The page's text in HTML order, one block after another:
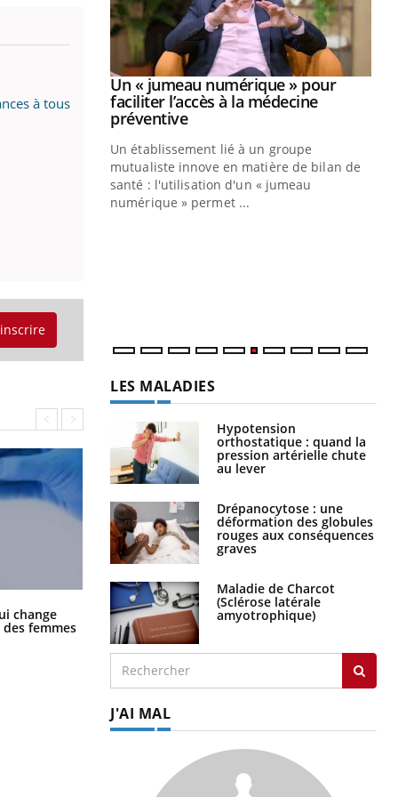
à tous
change
femmes
La sieste empêche-t-elle de dormir
la nuit ?
Youtube
Un « jumeau numérique » pour
faciliter l’accès à la médecine
préventiveYoutube
Un établissement lié à un groupe
mutualiste innove en matière de bilan de
santé : l'utilisation d'un « jumeau
numérique » permet ...
LES MALADIES
Hypotension
orthostatique : quand la
pression artérielle chute
au lever
Drépanocytose : une
déformation des globules
rouges aux conséquences
graves
Maladie de Charcot
(Sclérose latérale
amyotrophique)
J'AI MAL